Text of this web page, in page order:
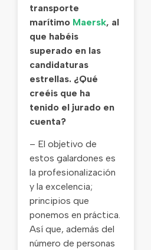
transporte
marítimo Maersk, al
que habéis
superado en las
candidaturas
estrellas. ¿Qué
creéis que ha
tenido el jurado en
cuenta?
– El objetivo de
estos galardones es
la profesionalización
y la excelencia;
principios que
ponemos en práctica.
Así que, además del
número de personas